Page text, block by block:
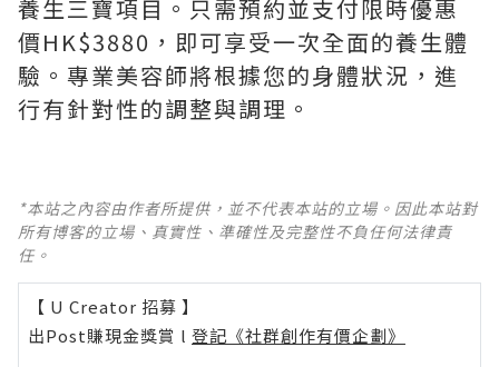
養生三寶項目。只需預約並支付限時優惠
價HK$3880，即可享受一次全面的養生體
驗。專業美容師將根據您的身體狀況，進
行有針對性的調整與調理。
*本站之內容由作者所提供，並不代表本站的立場。因此本站對
所有博客的立場、真實性、準確性及完整性不負任何法律責
任。
【 U Creator 招募 】
出Post賺現金獎賞 l 登記《社群創作有價企劃》